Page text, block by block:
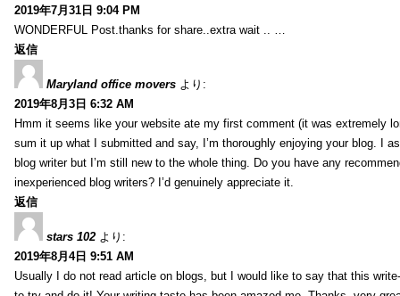
2019年7月31日 9:04 PM
WONDERFUL Post.thanks for share..extra wait .. …
返信
Maryland office movers より:
2019年8月3日 6:32 AM
Hmm it seems like your website ate my first comment (it was extremely
sum it up what I submitted and say, I’m thoroughly enjoying your blog. I
blog writer but I’m still new to the whole thing. Do you have any
inexperienced blog writers? I’d genuinely appreciate it.
返信
stars 102 より:
2019年8月4日 9:51 AM
Usually I do not read article on blogs, but I would like to say that this